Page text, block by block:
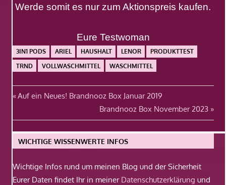
Werde somit es nur zum Aktionspreis kaufen.
Eure Testwoman
3IN1 PODS ARIEL HAUSHALT LENOR
PRODUKTTEST
TRND
VOLLWASCHMITTEL WASCHMITTEL
Beitragsnavigation
Vorheriger
Auf ein Neues! Brandnooz Box Januar 2019
Nächster
Beitrag:
Brandnooz Box November 2023
WICHTIGE WISSENWERTE INFOS
Wichtige Infos rund um meinen Blog und der Sicherheit
Eurer Daten findet Ihr in meiner Datenschutzerklärung und